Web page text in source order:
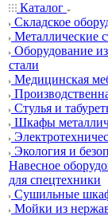
Каталог
Складское
Металлические
Оборудование
стали
Медицинская
Стулья и
Шкафы
Экология и
Навесное
для спецтехники
Сушильные
Мойки из